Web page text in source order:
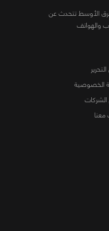
الأوسط تتحدث عن
والهواتف
الخصوصية
الشركات
معنا